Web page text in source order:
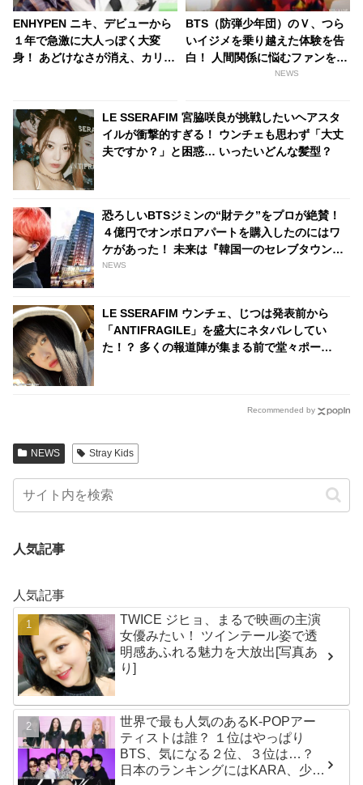
ENHYPEN ニキ、デビューから
１年で急激に大人っぽく大変
身！ あどけなさが消え、カリス
BTS（防弾少年団）のＶ、つら
いイジメを乗り越えた体験を告
白！ 人間関係に悩むファンを勇
NEWS
LE SSERAFIM 宮脇咲良が挑戦したいヘアスタ
イルが衝撃的すぎる！ ウンチェも思わず「大丈
夫ですか？」と困惑… いったいどんな髪型？
恐ろしいBTSジミンの“財テク”をプロが絶賛！
４億円でオンボロアパートを購入したのにはワ
ケがあった！ 未来は『韓国一のセレブタウン』
の地主になるってホント？
NEWS
LE SSERAFIM ウンチェ、じつは発表前から
「ANTIFRAGILE」を盛大にネタバレしてい
た！？ 多くの報道陣が集まる前で堂々ポー
Recommended by
NEWS Stray Kids
人気記事
人気記事
TWICE ジヒョ、まるで映画の主演
女優みたい！ ツインテール姿で透
明感あふれる魅力を大放出[写真あ
り]
世界で最も人気のあるK-POPアー
ティストは誰？ １位はやっぱり
BTS、気になる２位、３位は…？
日本のランキングにはKARA、少女